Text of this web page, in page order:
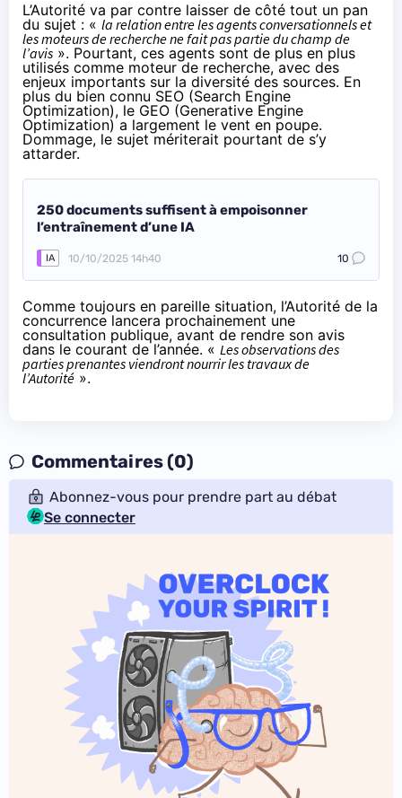
L’Autorité va par contre laisser de côté tout un pan
du sujet : « la relation entre les agents conversationnels et
les moteurs de recherche ne fait pas partie du champ de
l’avis ». Pourtant, ces agents sont de plus en plus
utilisés comme moteur de recherche, avec des
enjeux importants sur la diversité des sources. En
plus du bien connu SEO (Search Engine
Optimization), le GEO (Generative Engine
Optimization) a largement le vent en poupe.
Dommage, le sujet mériterait pourtant de s’y
attarder.
250 documents suffisent à empoisonner
l’entraînement d’une IA
IA 10/10/2025 14h40 10
Comme toujours en pareille situation, l’Autorité de la
concurrence lancera prochainement une
consultation publique, avant de rendre son avis
dans le courant de l’année. « Les observations des
parties prenantes viendront nourrir les travaux de
l’Autorité ».
Commentaires (0)
Abonnez-vous pour prendre part au débat
Se connecter